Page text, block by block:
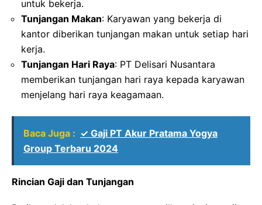
untuk bekerja.
Tunjangan Makan: Karyawan yang bekerja di
kantor diberikan tunjangan makan untuk setiap hari
kerja.
Tunjangan Hari Raya: PT Delisari Nusantara
memberikan tunjangan hari raya kepada karyawan
menjelang hari raya keagamaan.
Baca Juga : ✓ Gaji PT Akur Pratama Yogya
Group Terbaru 2024
Rincian Gaji dan Tunjangan